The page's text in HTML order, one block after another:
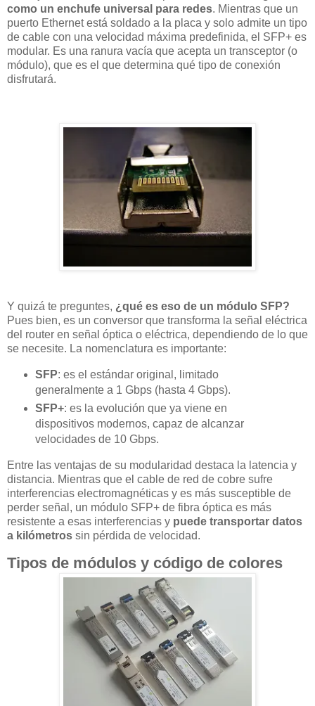
como un enchufe universal para redes. Mientras que un
puerto Ethernet está soldado a la placa y solo admite un tipo
de cable con una velocidad máxima predefinida, el SFP+ es
modular. Es una ranura vacía que acepta un transceptor (o
módulo), que es el que determina qué tipo de conexión
disfrutará.
Y quizá te preguntes, ¿qué es eso de un módulo SFP?
Pues bien, es un conversor que transforma la señal eléctrica
del router en señal óptica o eléctrica, dependiendo de lo que
se necesite. La nomenclatura es importante:
SFP: es el estándar original, limitado
generalmente a 1 Gbps (hasta 4 Gbps).
SFP+: es la evolución que ya viene en
dispositivos modernos, capaz de alcanzar
velocidades de 10 Gbps.
Entre las ventajas de su modularidad destaca la latencia y
distancia. Mientras que el cable de red de cobre sufre
interferencias electromagnéticas y es más susceptible de
perder señal, un módulo SFP+ de fibra óptica es más
resistente a esas interferencias y puede transportar datos
a kilómetros sin pérdida de velocidad.
Tipos de módulos y código de colores